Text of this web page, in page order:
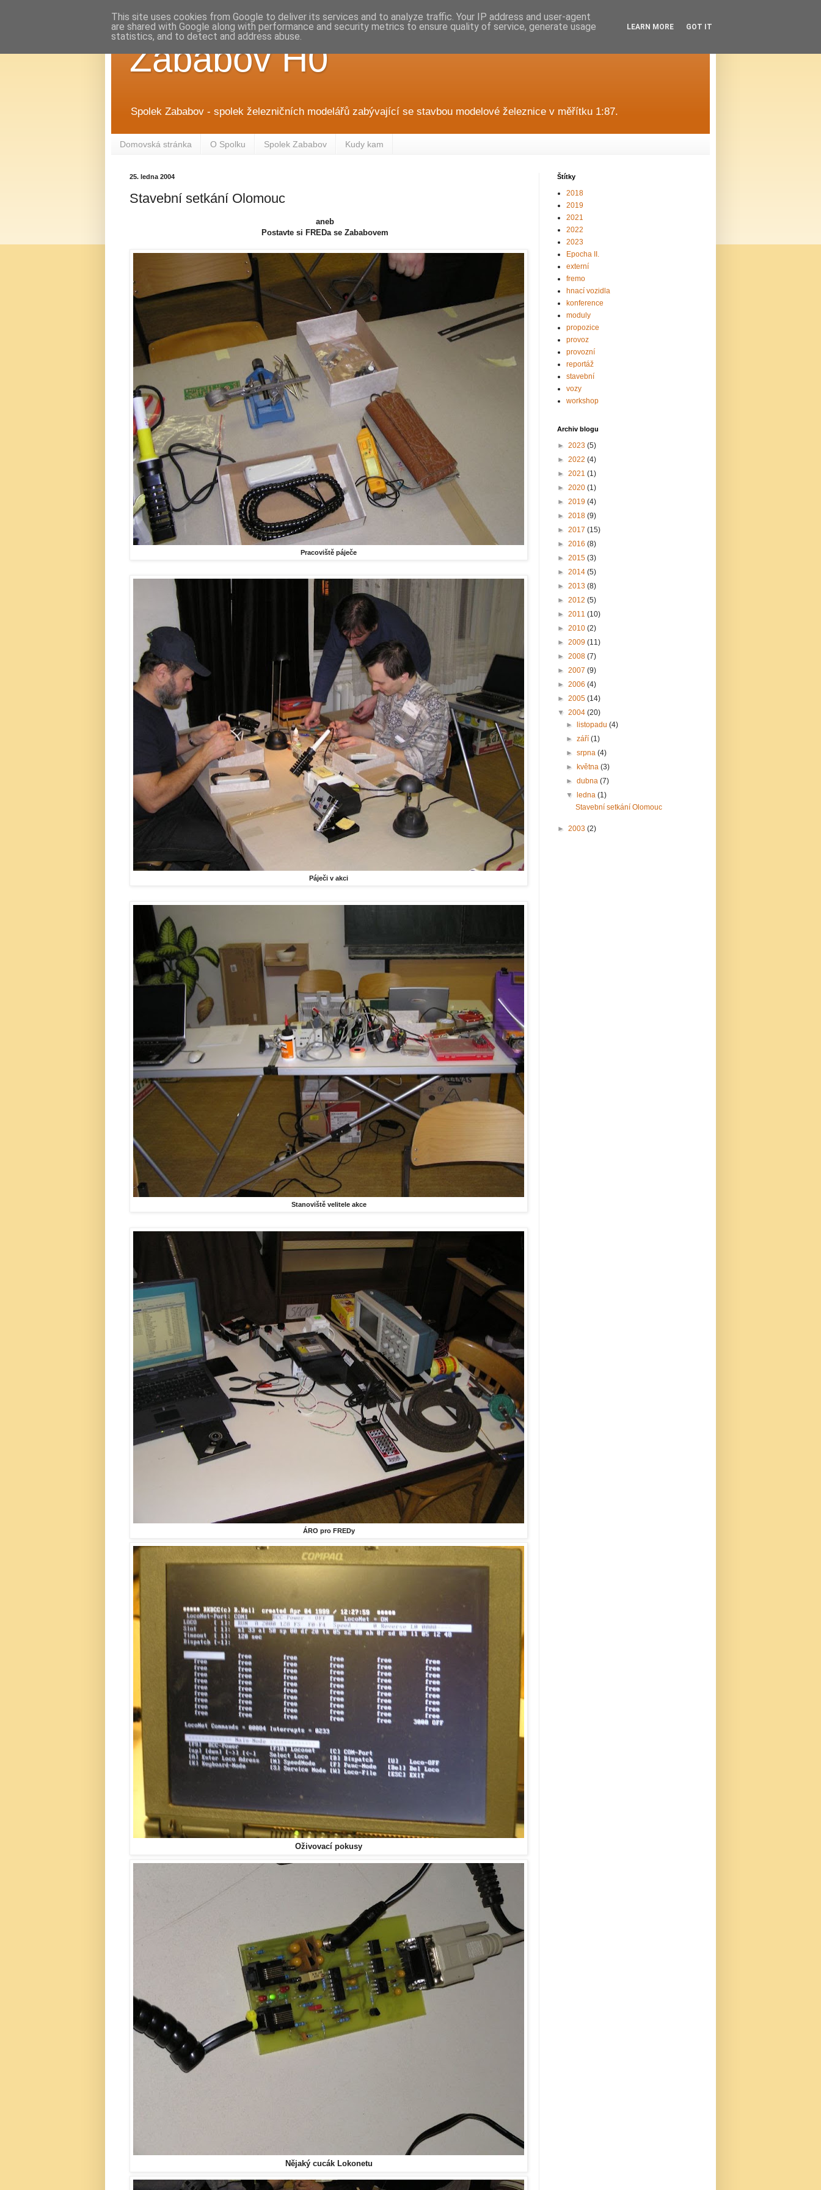
Zababov H0
Spolek Zababov - spolek železničních modelářů zabývající se stavbou modelové železnice v měřítku 1:87.
Domovská stránka O Spolku Spolek Zababov Kudy kam
25. ledna 2004
Stavební setkání Olomouc
aneb
Postavte si FREDa se Zababovem
Pracoviště páječe
Páječi v akci
Stanoviště velitele akce
ÁRO pro FREDy
Oživovací pokusy
Nějaký cucák Lokonetu
Štítky
2018
2019
2021
2022
2023
Epocha II.
externí
fremo
hnací vozidla
konference
moduly
propozice
provoz
provozní
reportáž
stavební
vozy
workshop
Archiv blogu
► 2023 (5)
► 2022 (4)
► 2021 (1)
► 2020 (1)
► 2019 (4)
► 2018 (9)
► 2017 (15)
► 2016 (8)
► 2015 (3)
► 2014 (5)
► 2013 (8)
► 2012 (5)
► 2011 (10)
► 2010 (2)
► 2009 (11)
► 2008 (7)
► 2007 (9)
► 2006 (4)
► 2005 (14)
▼ 2004 (20)
►
listopadu(4)
►září(1)
►srpna(4)
►
května(3)
►dubna(7)
▼
ledna(1)
Stavební setkání Olomouc
► 2003 (2)
This site uses cookies from Google to deliver its services and to analyze traffic. Your IP address and user-agent
are shared with Google along with performance and security metrics to ensure quality of service, generate usage
statistics, and to detect and address abuse.
LEARN MORE GOT IT